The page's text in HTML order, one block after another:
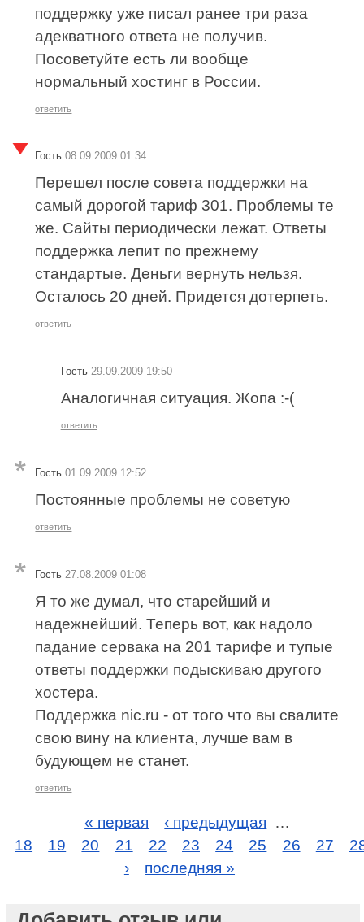
поддержку уже писал ранее три раза
адекватного ответа не получив.
Посоветуйте есть ли вообще
нормальный хостинг в России.
ответить
Гость 08.09.2009 01:34
Перешел после совета поддержки на
самый дорогой тариф 301. Проблемы те
же. Сайты периодически лежат. Ответы
поддержка лепит по прежнему
стандартые. Деньги вернуть нельзя.
Осталось 20 дней. Придется дотерпеть.
ответить
Гость 29.09.2009 19:50
Аналогичная ситуация. Жопа :-(
ответить
Гость 01.09.2009 12:52
Постоянные проблемы не советую
ответить
Гость 27.08.2009 01:08
Я то же думал, что старейший и
надежнейший. Теперь вот, как надоло
падание сервака на 201 тарифе и тупые
ответы поддержки подыскиваю другого
хостера.
Поддержка nic.ru - от того что вы свалите
свою вину на клиента, лучше вам в
будующем не станет.
ответить
« первая ‹ предыдущая
…
18
19 20 21 22 23 24 25 26 27
›
последняя »